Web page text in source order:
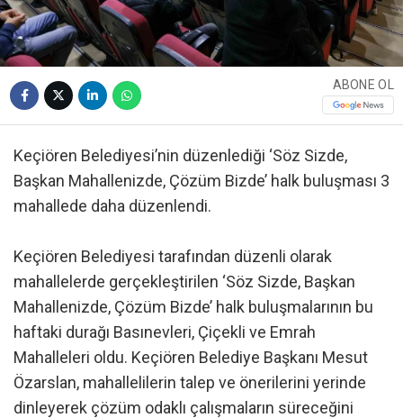
ABONE OL
Keçiören Belediyesi’nin düzenlediği ‘Söz Sizde,
Başkan Mahallenizde, Çözüm Bizde’ halk buluşması 3
mahallede daha düzenlendi.
Keçiören Belediyesi tarafından düzenli olarak
mahallelerde gerçekleştirilen ‘Söz Sizde, Başkan
Mahallenizde, Çözüm Bizde’ halk buluşmalarının bu
haftaki durağı Basınevleri, Çiçekli ve Emrah
Mahalleleri oldu. Keçiören Belediye Başkanı Mesut
Özarslan, mahallelilerin talep ve önerilerini yerinde
dinleyerek çözüm odaklı çalışmaların süreceğini